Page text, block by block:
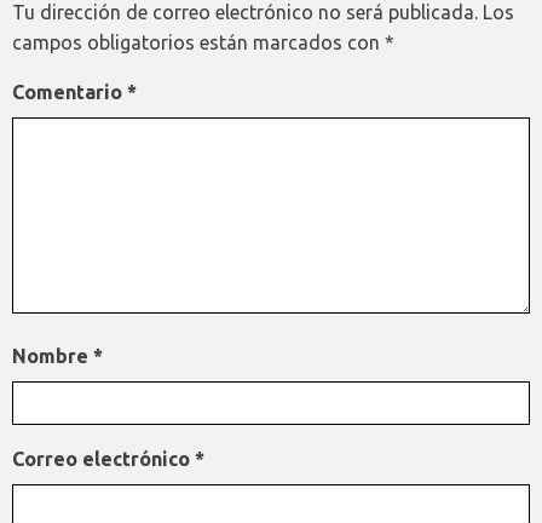
Tu dirección de correo electrónico no será publicada. Los
campos obligatorios están marcados con *
Comentario *
Nombre *
Correo electrónico *